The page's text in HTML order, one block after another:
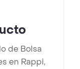
de Bolsa
en Rappi,